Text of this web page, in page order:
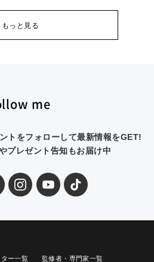
もっと見る
me
トをフォローして最新情報をGET!
プレゼント告知もお届け中
ター一覧 監修者・専門家一覧